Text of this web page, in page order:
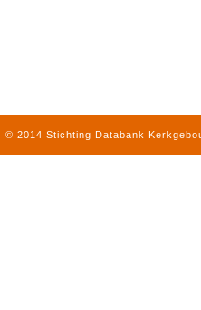
© 2014 Stichting Databank